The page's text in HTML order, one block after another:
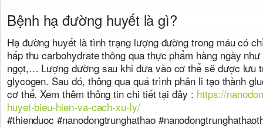
Bệnh hạ đường huyết là gì?
Hạ đường huyết là tình trạng lượng đường trong máu có
hấp thu carbohydrate thông qua thực phẩm hàng ngày
ngọt,… Lượng đường sau khi đưa vào cơ thể sẽ được lưu
glycogen. Sau đó, thông qua quá trình phân li tạo thành
cơ thể. Xem thêm thông tin chi tiết tại đây : https://
huyet-bieu-hien-va-cach-xu-ly/
#thienduoc #nanodongtrunghathao